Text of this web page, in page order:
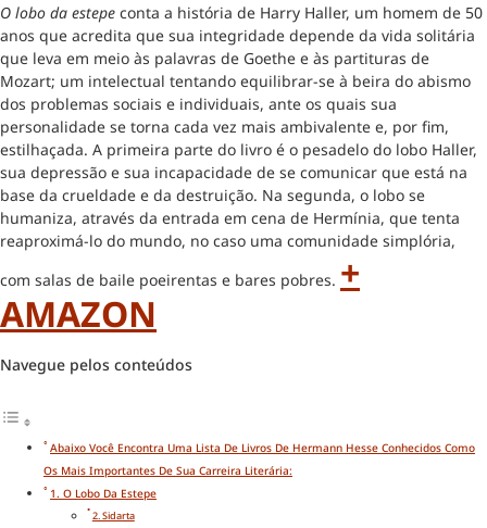
O lobo da estepe conta a história de Harry Haller, um homem de 50
anos que acredita que sua integridade depende da vida solitária
que leva em meio às palavras de Goethe e às partituras de
Mozart; um intelectual tentando equilibrar-se à beira do abismo
dos problemas sociais e individuais, ante os quais sua
personalidade se torna cada vez mais ambivalente e, por fim,
estilhaçada. A primeira parte do livro é o pesadelo do lobo Haller,
sua depressão e sua incapacidade de se comunicar que está na
base da crueldade e da destruição. Na segunda, o lobo se
humaniza, através da entrada em cena de Hermínia, que tenta
reaproximá-lo do mundo, no caso uma comunidade simplória,
com salas de baile poeirentas e bares pobres. +
AMAZON
Navegue pelos conteúdos
Abaixo Você Encontra Uma Lista De Livros De Hermann Hesse Conhecidos Como
Os Mais Importantes De Sua Carreira Literária:
1. O Lobo Da Estepe
2. Sidarta